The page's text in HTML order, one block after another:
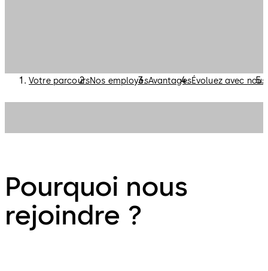
Votre parcoursNos employésAvantagesÉvoluez avec nous
Pourquoi nous
rejoindre ?